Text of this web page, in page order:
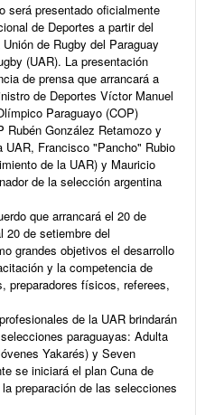
será presentado oficialmente
de Deportes a partir del
de Rugby del Paraguay
(UAR). La presentación
de prensa que arrancará a
de Deportes Víctor Manuel
Paraguayo (COP)
Rubén González Retamozo y
Francisco "Pancho" Rubio
de la UAR) y Mauricio
de la selección argentina
que arrancará el 20 de
de setiembre del
grandes objetivos el desarrollo
y la competencia de
preparadores físicos, referees,
de la UAR brindarán
paraguayas: Adulta
Yakarés) y Seven
se iniciará el plan Cuna de
preparación de las selecciones